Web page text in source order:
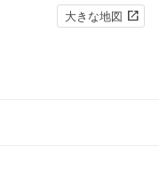
大きな地図